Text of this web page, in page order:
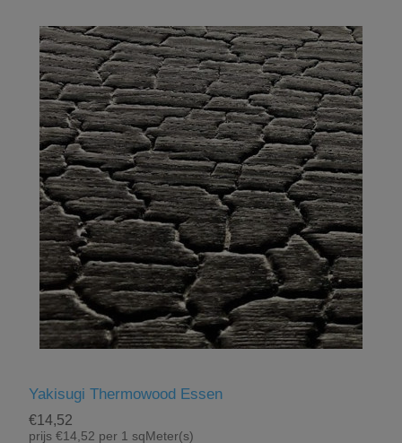
Yakisugi Thermowood Essen
€14,52
prijs €14,52 per 1 sqMeter(s)